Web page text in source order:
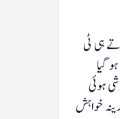
ہی ٹی
گیا
ہوئی
خواہش